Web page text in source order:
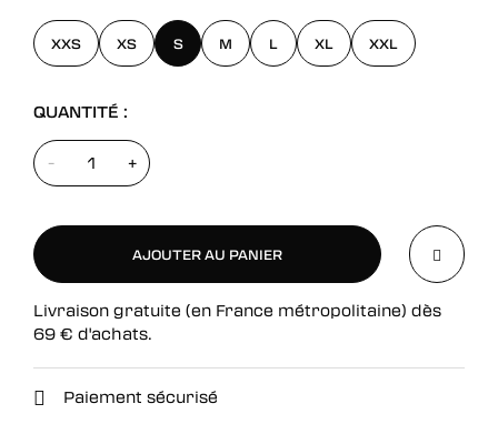
XXS XS S M L XL XXL
QUANTITÉ :
- +
AJOUTER AU PANIER
AJOUTER AU PANIER
Livraison gratuite (en France métropolitaine) dès
69 € d'achats.
Paiement sécurisé